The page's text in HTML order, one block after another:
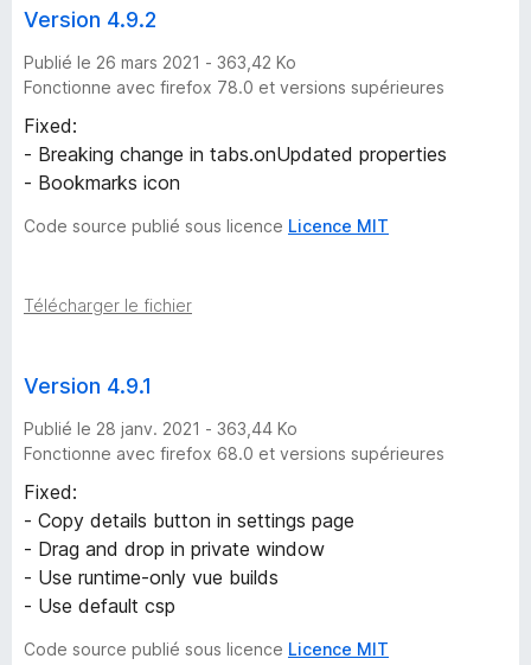
Version 4.9.2
Publié le 26 mars 2021 - 363,42 Ko
Fonctionne avec firefox 78.0 et versions supérieures
Fixed:
- Breaking change in tabs.onUpdated properties
- Bookmarks icon
Code source publié sous licence Licence MIT
Télécharger le fichier
Version 4.9.1
Publié le 28 janv. 2021 - 363,44 Ko
Fonctionne avec firefox 68.0 et versions supérieures
Fixed:
- Copy details button in settings page
- Drag and drop in private window
- Use runtime-only vue builds
- Use default csp
Code source publié sous licence Licence MIT